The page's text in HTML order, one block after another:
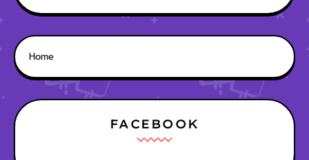
Home
FACEBOOK